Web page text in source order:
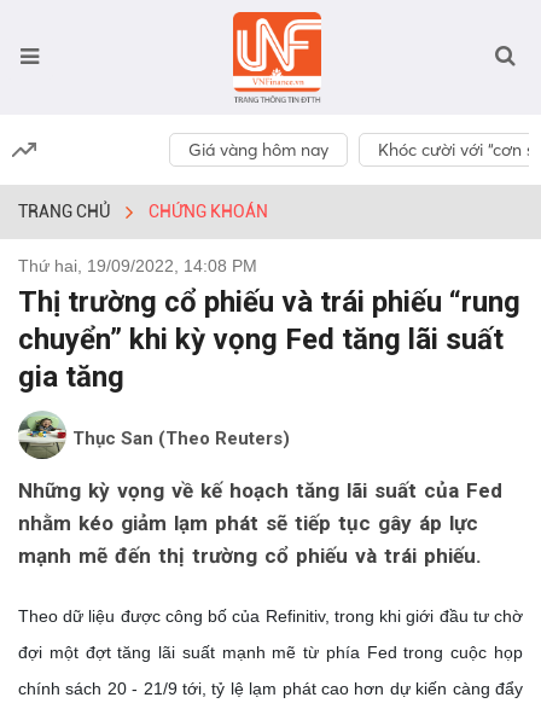
Giá vàng hôm nay Khóc cười với “cơn
TRANG CHỦ CHỨNG KHOÁN
Thứ hai, 19/09/2022, 14:08 PM
Thị trường cổ phiếu và trái phiếu “rung
chuyển” khi kỳ vọng Fed tăng lãi suất
gia tăng
Thục San (Theo Reuters)
Những kỳ vọng về kế hoạch tăng lãi suất của Fed
nhằm kéo giảm lạm phát sẽ tiếp tục gây áp lực
mạnh mẽ đến thị trường cổ phiếu và trái phiếu.
Theo dữ liệu được công bố của Refinitiv, trong khi giới đầu tư chờ
đợi một đợt tăng lãi suất mạnh mẽ từ phía Fed trong cuộc họp
chính sách 20 - 21/9 tới, tỷ lệ lạm phát cao hơn dự kiến càng đẩy